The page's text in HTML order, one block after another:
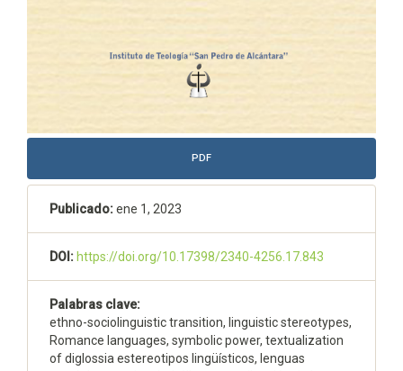
PDF
Publicado:ene 1, 2023
DOI: https://doi.org/10.17398/2340-4256.17.843
Palabras clave:
ethno-sociolinguistic transition, linguistic stereotypes,
Romance languages, symbolic power, textualization
of diglossia estereotipos lingüísticos, lenguas